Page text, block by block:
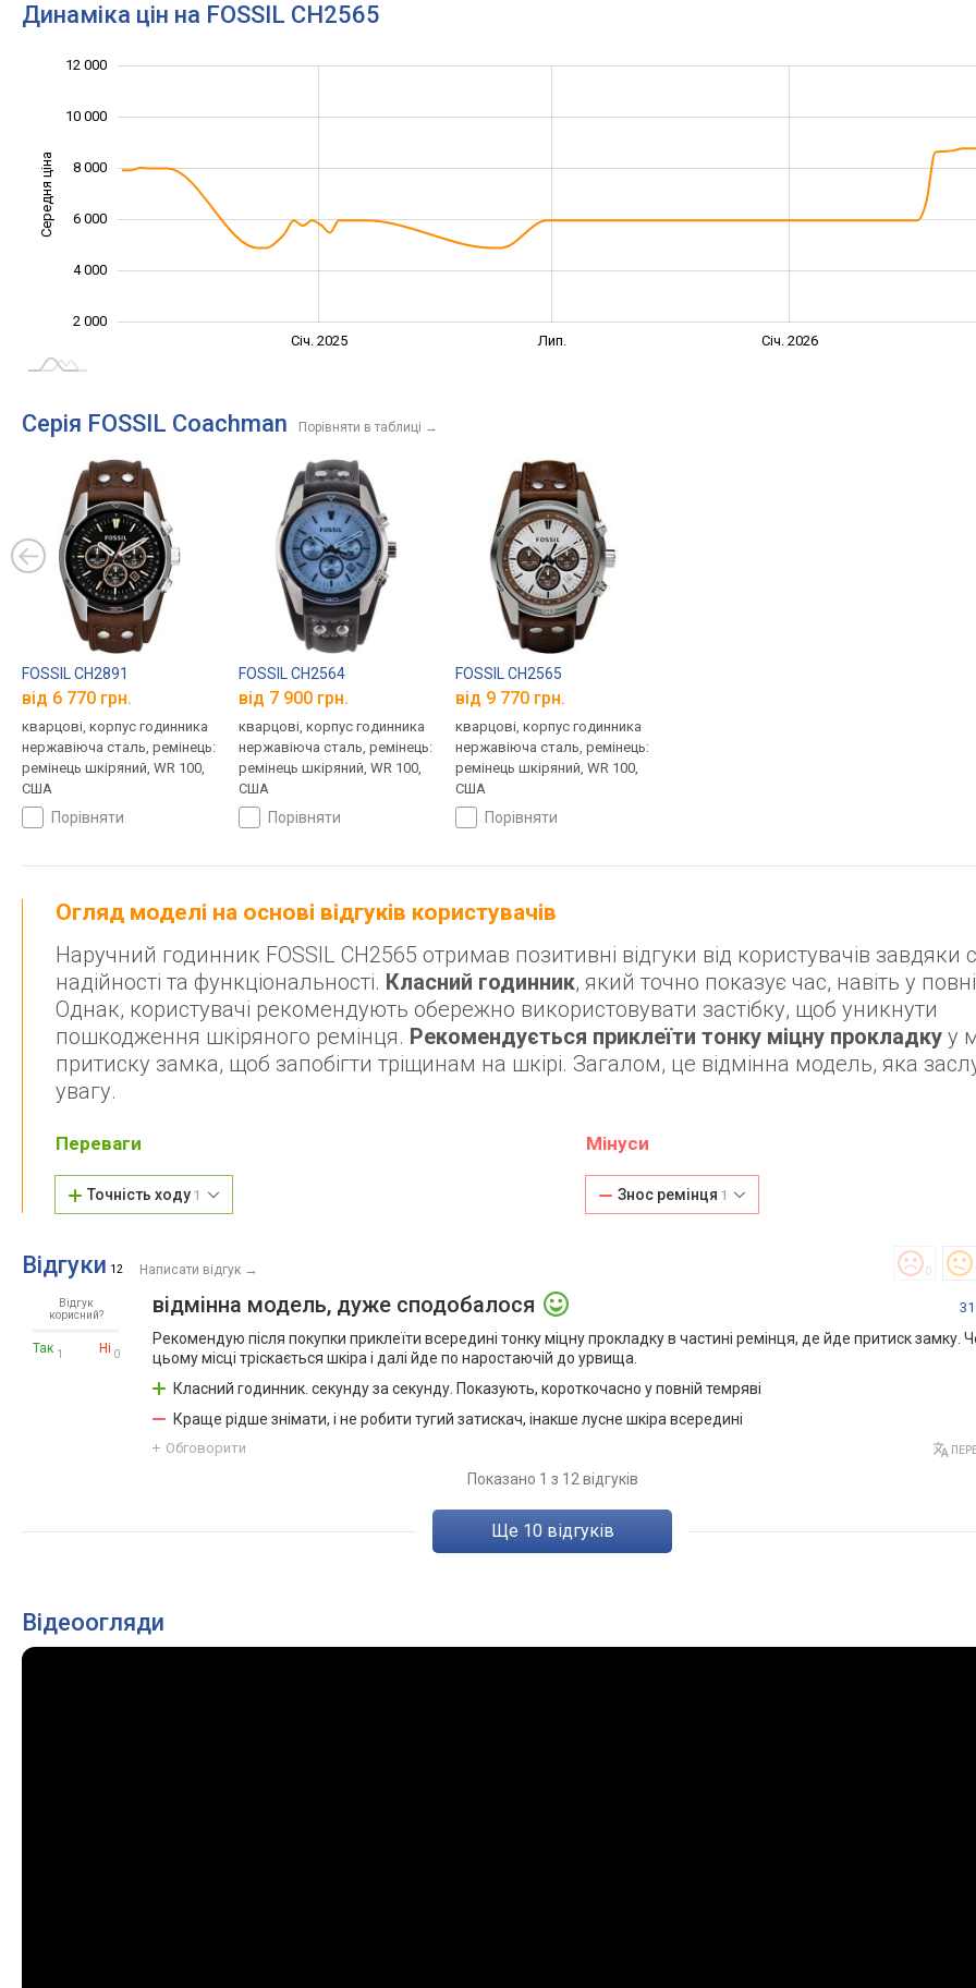
Динаміка цін на FOSSIL CH2565
Середня ціна
2 000
4 000
6 000
8 000
10 000
12 000
Січ. 2025 Лип. Січ. 2026
Серія FOSSIL Coachman Порівняти в таблиці →
FOSSIL CH2891
від 6 770 грн.
кварцові, корпус годинника
нержавіюча сталь, ремінець:
ремінець шкіряний, WR 100,
США
порівняти
FOSSIL CH2564
від 7 900 грн.
кварцові, корпус годинника
нержавіюча сталь, ремінець:
ремінець шкіряний, WR 100,
США
порівняти
FOSSIL CH2565
від 9 770 грн.
кварцові, корпус годинника
нержавіюча сталь, ремінець:
ремінець шкіряний, WR 100,
США
порівняти
Огляд моделі на основі відгуків користувачів
Наручний годинник FOSSIL CH2565 отримав позитивні відгуки від користувачів завдяки
надійності та функціональності. Класний годинник, який точно показує час, навіть у
Однак, користувачі рекомендують обережно використовувати застібку, щоб уникнути
пошкодження шкіряного ремінця. Рекомендується приклеїти тонку міцну прокладку у
притиску замка, щоб запобігти тріщинам на шкірі. Загалом, це відмінна модель, яка
увагу.
Переваги
Точність ходу 1
Мінуси
Знос ремінця 1
Відгуки 12 Написати відгук → 0
Відгук
корисний?
Так 1 Ні 0
відмінна модель, дуже сподобалося
Рекомендую після покупки приклеїти всередині тонку міцну прокладку в частині ремінця, де йде притиск замку.
цьому місці тріскається шкіра і далі йде по наростаючій до урвища.
Класний годинник. секунду за секунду. Показують, короткочасно у повній темряві
Краще рідше знімати, і не робити тугий затискач, інакше лусне шкіра всередині
Обговорити
Показано 1 з 12 відгуків
ще 10відгуків
Відеоогляди